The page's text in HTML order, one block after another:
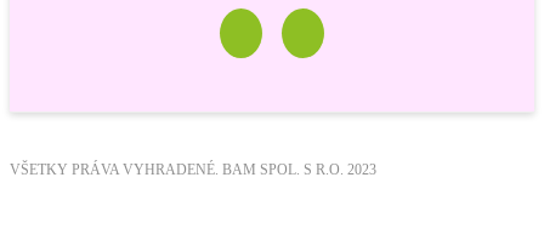
VŠETKY PRÁVA VYHRADENÉ. BAM SPOL. S R.O. 2023